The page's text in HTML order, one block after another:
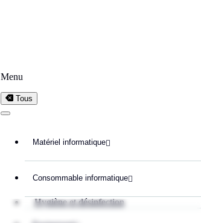
Menu
Tous
Matériel informatique
Consommable informatique
Hygiène et désinfection